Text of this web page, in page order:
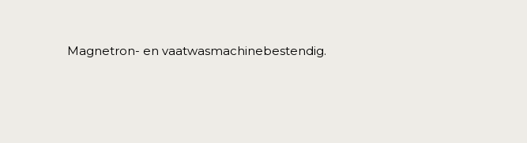
Magnetron- en vaatwasmachinebestendig.